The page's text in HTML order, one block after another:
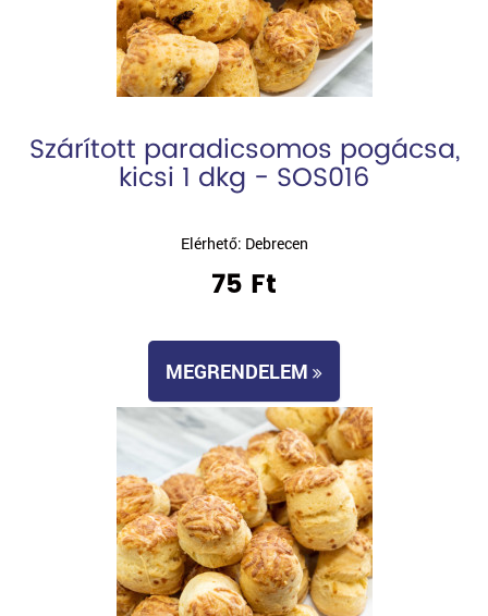
Szárított paradicsomos pogácsa,
kicsi 1 dkg - SOS016
Elérhető: Debrecen
75 Ft
MEGRENDELEM